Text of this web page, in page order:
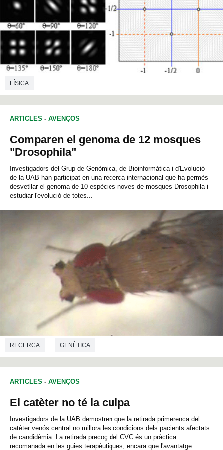
FÍSICA
ARTICLES - AVENÇOS
Comparen el genoma de 12 mosques
"Drosophila"
Investigadors del Grup de Genòmica, de Bioinformàtica i d'Evolució
de la UAB han participat en una recerca internacional que ha permès
desvetllar el genoma de 10 espècies noves de mosques Drosophila i
estudiar l'evolució de totes...
RECERCA GENÈTICA
ARTICLES - AVENÇOS
El catèter no té la culpa
Investigadors de la UAB demostren que la retirada primerenca del
catèter venós central no millora les condicions dels pacients afectats
de candidèmia. La retirada precoç del CVC és un pràctica
recomanada en les guies terapèutiques, encara que l'avantatge